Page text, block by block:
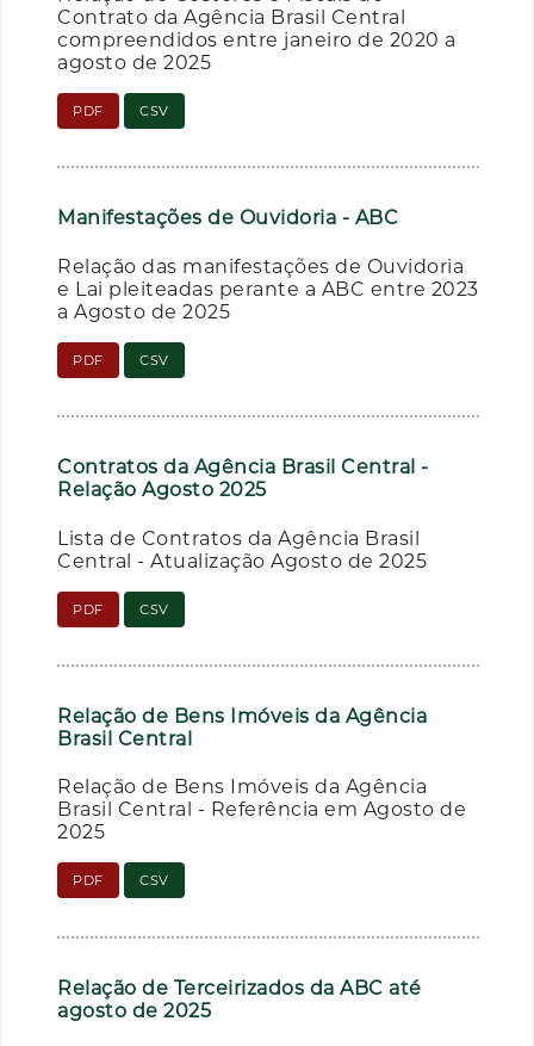
Contrato da Agência Brasil Central
compreendidos entre janeiro de 2020 a
agosto de 2025
PDF CSV
Manifestações de Ouvidoria - ABC
Relação das manifestações de Ouvidoria
e Lai pleiteadas perante a ABC entre 2023
a Agosto de 2025
PDF CSV
Contratos da Agência Brasil Central -
Relação Agosto 2025
Lista de Contratos da Agência Brasil
Central - Atualização Agosto de 2025
PDF CSV
Relação de Bens Imóveis da Agência
Brasil Central
Relação de Bens Imóveis da Agência
Brasil Central - Referência em Agosto de
2025
PDF CSV
Relação de Terceirizados da ABC até
agosto de 2025